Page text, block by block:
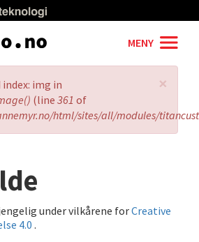
MENY
×
index: img in
(line 361 of
html/sites/all/modules/
under vilkårene forCreative
4.0 .